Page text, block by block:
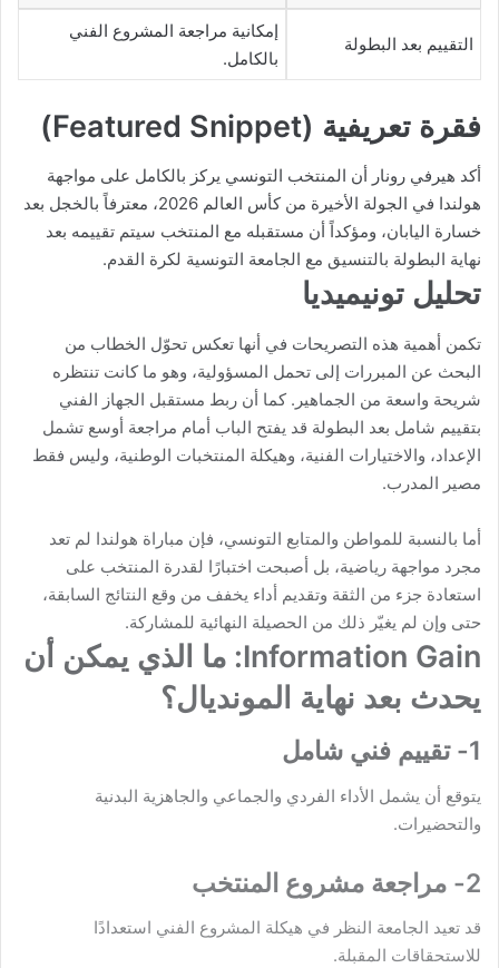
التقييم بعد البطولة
إمكانية مراجعة المشروع الفني
بالكامل.
فقرة تعريفية (Featured Snippet)
أكد هيرفي رونار أن المنتخب التونسي يركز بالكامل على مواجهة
هولندا في الجولة الأخيرة من كأس العالم 2026، معترفاً بالخجل بعد
خسارة اليابان، ومؤكداً أن مستقبله مع المنتخب سيتم تقييمه بعد
نهاية البطولة بالتنسيق مع الجامعة التونسية لكرة القدم.
تحليل تونيميديا
تكمن أهمية هذه التصريحات في أنها تعكس تحوّل الخطاب من
البحث عن المبررات إلى تحمل المسؤولية، وهو ما كانت تنتظره
شريحة واسعة من الجماهير. كما أن ربط مستقبل الجهاز الفني
بتقييم شامل بعد البطولة قد يفتح الباب أمام مراجعة أوسع تشمل
الإعداد، والاختيارات الفنية، وهيكلة المنتخبات الوطنية، وليس فقط
مصير المدرب.
أما بالنسبة للمواطن والمتابع التونسي، فإن مباراة هولندا لم تعد
مجرد مواجهة رياضية، بل أصبحت اختبارًا لقدرة المنتخب على
استعادة جزء من الثقة وتقديم أداء يخفف من وقع النتائج السابقة،
حتى وإن لم يغيّر ذلك من الحصيلة النهائية للمشاركة.
Information Gain: ما الذي يمكن أن
يحدث بعد نهاية المونديال؟
1- تقييم فني شامل
يتوقع أن يشمل الأداء الفردي والجماعي والجاهزية البدنية
والتحضيرات.
2- مراجعة مشروع المنتخب
قد تعيد الجامعة النظر في هيكلة المشروع الفني استعدادًا
للاستحقاقات المقبلة.